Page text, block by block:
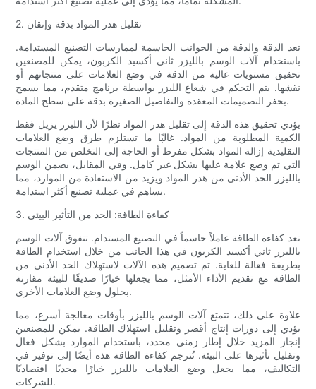
2. تقليل هدر المواد بدقة وإتقان
تعد الدقة والدقة من الجوانب الحاسمة لممارسات التصنيع المستدامة.
باستخدام آلات الوسم بالليزر ثاني أكسيد الكربون، يمكن للمصنعين
تحقيق مستويات عالية من الدقة في وضع العلامات على منتجاتهم أو
نقشها. يتم التحكم في شعاع الليزر بواسطة برنامج متقدم، مما يسمح
بحفر التصميمات المعقدة والتفاصيل الصغيرة بدقة على سطح المادة.
يؤدي تحقيق هذه الدقة إلى تقليل هدر المواد نظرًا لأن الليزر يزيل فقط
الكمية المطلوبة من المواد. غالبًا ما تستلزم طرق وضع العلامات
التقليدية إزالة المواد بشكل مفرط أو الحاجة إلى التخلص من المنتجات
التي تم وضع علامة عليها بشكل غير كامل. وفي المقابل، يضمن الوسم
بالليزر الحد الأدنى من هدر المواد ويزيد من الاستفادة من الموارد، مما
يساهم في عملية تصنيع أكثر استدامة.
3. كفاءة الطاقة: الحد من التأثير البيئي
تعد كفاءة الطاقة عاملاً حاسماً في التصنيع المستدام. تتفوق آلات الوسم
بالليزر ثاني أكسيد الكربون في هذا الجانب من خلال استخدام الطاقة
بطريقة فعالة للغاية. تم تصميم هذه الآلات لاستهلاك الحد الأدنى من
الطاقة مع تقديم الأداء الأمثل، مما يجعلها خيارًا صديقًا للبيئة مقارنة
بحلول وضع العلامات الأخرى.
علاوة على ذلك، تتمتع آلات الوسم بالليزر بأوقات معالجة أسرع، مما
يؤدي إلى دورات إنتاج أقصر وتقليل استهلاك الطاقة. يمكن للمصنعين
إنجاز المزيد خلال إطار زمني محدد، باستخدام الموارد بشكل فعال
وتقليل تأثيرها على البيئة. تُترجم كفاءة الطاقة هذه أيضًا إلى توفير في
التكاليف، مما يجعل وضع العلامات بالليزر خيارًا مجديًا اقتصاديًا
للشركات.